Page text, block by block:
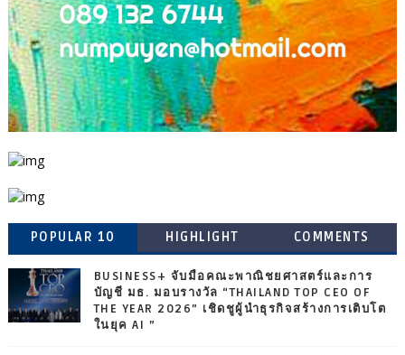
POPULAR 10 HIGHLIGHT COMMENTS
BUSINESS+ จับมือคณะพาณิชยศาสตร์และการ
บัญชี มธ. มอบรางวัล “THAILAND TOP CEO OF
THE YEAR 2026” เชิดชูผู้นำธุรกิจสร้างการเติบโต
ในยุค AI ”